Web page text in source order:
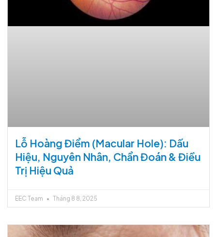
Lỗ Hoàng Điểm (Macular Hole): Dấu
Hiệu, Nguyên Nhân, Chẩn Đoán & Điều
Trị Hiệu Quả
EEC Team Tháng 8 8, 2025